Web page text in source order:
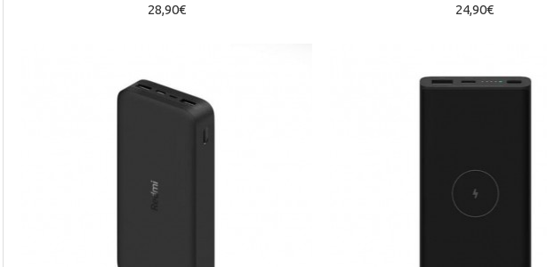
28,90€
24,90€